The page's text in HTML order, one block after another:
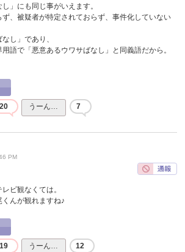
し」にも同じ事がいえます。
、被疑者が特定されておらず、事件化していない
し」であり、
語で「悪意あるウワサばなし」と同義語だから。
20 うーん… 7
PM
ビ観なくては。
んが観れますね♪
19 うーん… 12